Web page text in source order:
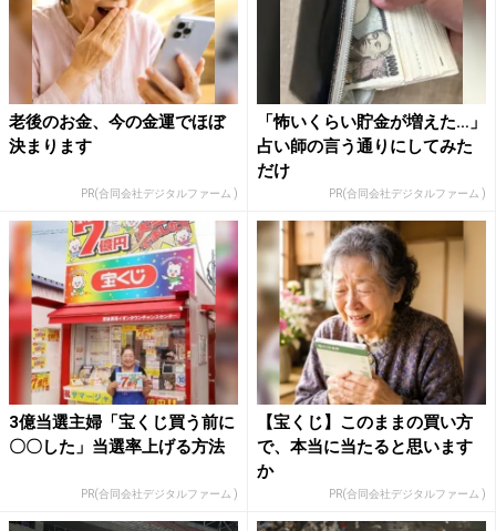
老後のお金、今の金運でほぼ
決まります
PR(合同会社デジタルファーム )
「怖いくらい貯金が増えた…」
占い師の言う通りにしてみた
だけ
PR(合同会社デジタルファーム )
3億当選主婦「宝くじ買う前に
〇〇した」当選率上げる方法
PR(合同会社デジタルファーム )
【宝くじ】このままの買い方
で、本当に当たると思います
か
PR(合同会社デジタルファーム )